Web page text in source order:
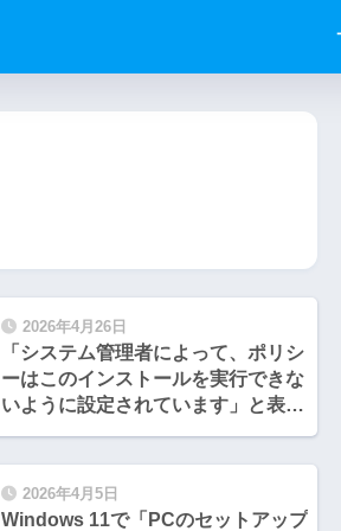
2026年4月26日
「システム管理者によって、ポリシ
ーはこのインストールを実行できな
いように設定されています」と表示
2026年4月5日
Windows 11で「PCのセットアップ